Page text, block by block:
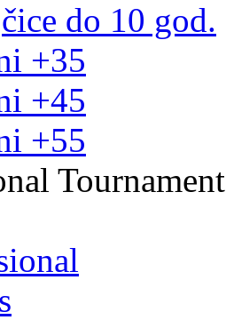
do 10 god.
+35
+45
+55